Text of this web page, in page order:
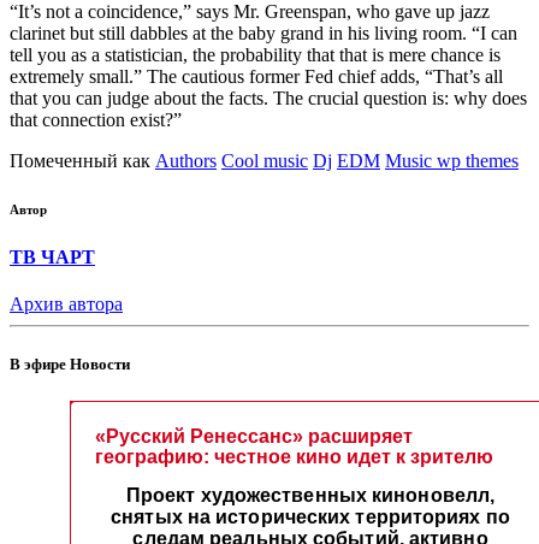
“It’s not a coincidence,” says Mr. Greenspan, who gave up jazz
clarinet but still dabbles at the baby grand in his living room. “I can
tell you as a statistician, the probability that that is mere chance is
extremely small.” The cautious former Fed chief adds, “That’s all
that you can judge about the facts. The crucial question is: why does
that connection exist?”
Помеченный как Authors Cool music Dj EDM Music wp themes
Автор
ТВ ЧАРТ
Архив автора
В эфире Новости